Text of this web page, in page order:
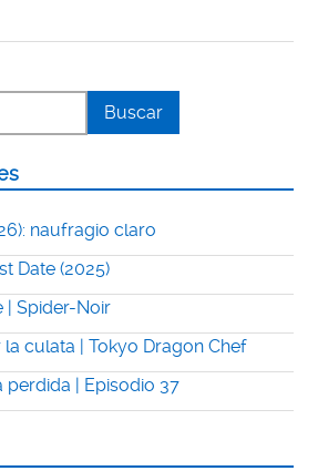
naufragio claro
Date (2025)
| Spider-Noir
culata | Tokyo Dragon Chef
perdida | Episodio 37